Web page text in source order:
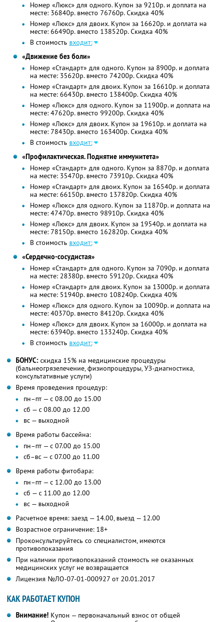
Номер «Люкс» для одного. Купон за 9210р. и доплата на
месте: 36840р. вместо 76760р. Скидка 40%
Номер «Люкс» для двоих. Купон за 16620р. и доплата на
месте: 66490р. вместо 138520р. Скидка 40%
В стоимость входит:
«Движение без боли»
Номер «Стандарт» для одного. Купон за 8900р. и доплата
на месте: 35620р. вместо 74200р. Скидка 40%
Номер «Стандарт» для двоих. Купон за 16610р. и доплата
на месте: 66430р. вместо 138400р. Скидка 40%
Номер «Люкс» для одного. Купон за 11900р. и доплата на
месте: 47620р. вместо 99200р. Скидка 40%
Номер «Люкс» для двоих. Купон за 19610р. и доплата на
месте: 78430р. вместо 163400р. Скидка 40%
В стоимость входит:
«Профилактическая. Поднятие иммунитета»
Номер «Стандарт» для одного. Купон за 8870р. и доплата
на месте: 35470р. вместо 73910р. Скидка 40%
Номер «Стандарт» для двоих. Купон за 16540р. и доплата
на месте: 66150р. вместо 137820р. Скидка 40%
Номер «Люкс» для одного. Купон за 11870р. и доплата на
месте: 47470р. вместо 98910р. Скидка 40%
Номер «Люкс» для двоих. Купон за 19540р. и доплата на
месте: 78150р. вместо 162820р. Скидка 40%
В стоимость входит:
«Сердечно-сосудистая»
Номер «Стандарт» для одного. Купон за 7090р. и доплата
на месте: 28380р. вместо 59120р. Скидка 40%
Номер «Стандарт» для двоих. Купон за 13000р. и доплата
на месте: 51940р. вместо 108240р. Скидка 40%
Номер «Люкс» для одного. Купон за 10090р. и доплата на
месте: 40370р. вместо 84120р. Скидка 40%
Номер «Люкс» для двоих. Купон за 16000р. и доплата на
месте: 63940р. вместо 133240р. Скидка 40%
В стоимость входит:
БОНУС: скидка 15% на медицинские процедуры
(бальнеогрязелечение, физиопроцедуры, УЗ-диагностика,
консультативные услуги)
Время проведения процедур:
пн–пт — с 08.00 до 15.00
сб — с 08.00 до 12.00
вс — выходной
Время работы бассейна:
пн–пт — с 07.00 до 15.00
сб–вс — с 07.00 до 11.00
Время работы фитобара:
пн–пт — с 12.00 до 13.00
сб — с 11.00 до 12.00
вс — выходной
Расчетное время: заезд — 14.00, выезд — 12.00
Возрастное ограничение: 18+
Проконсультируйтесь со специалистом, имеются
противопоказания
При наличии противопоказаний стоимость не оказанных
медицинских услуг не возвращается
Лицензия №ЛО-07-01-000927 от 20.01.2017
КАК РАБОТАЕТ КУПОН
Внимание! Купон — первоначальный взнос от общей